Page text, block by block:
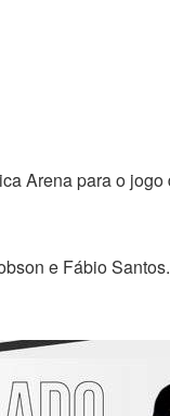
Arena para o
e Fábio